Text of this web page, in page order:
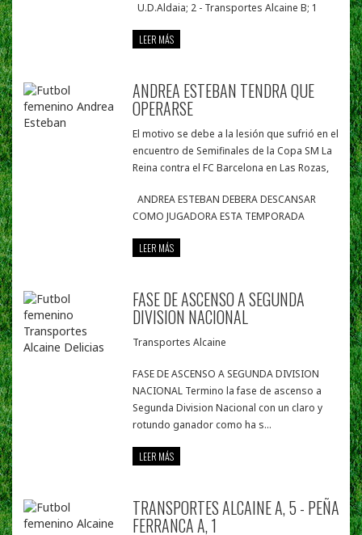
U.D.Aldaia; 2 - Transportes Alcaine B; 1
LEER MÁS
ANDREA ESTEBAN TENDRA QUE
OPERARSE
El motivo se debe a la lesión que sufrió en el
encuentro de Semifinales de la Copa SM La
Reina contra el FC Barcelona en Las Rozas,
ANDREA ESTEBAN DEBERA DESCANSAR
COMO JUGADORA ESTA TEMPORADA
LEER MÁS
FASE DE ASCENSO A SEGUNDA
DIVISION NACIONAL
Transportes Alcaine
FASE DE ASCENSO A SEGUNDA DIVISION
NACIONAL Termino la fase de ascenso a
Segunda Division Nacional con un claro y
rotundo ganador como ha s...
LEER MÁS
TRANSPORTES ALCAINE A, 5 - PEÑA
FERRANCA A, 1